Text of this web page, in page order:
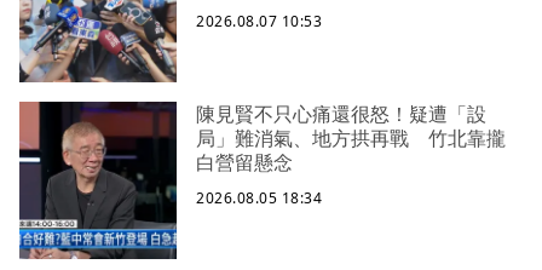
2026.08.07 10:53
陳見賢不只心痛還很怒！疑遭「設
局」難消氣、地方拱再戰 竹北靠攏
白營留懸念
2026.08.05 18:34